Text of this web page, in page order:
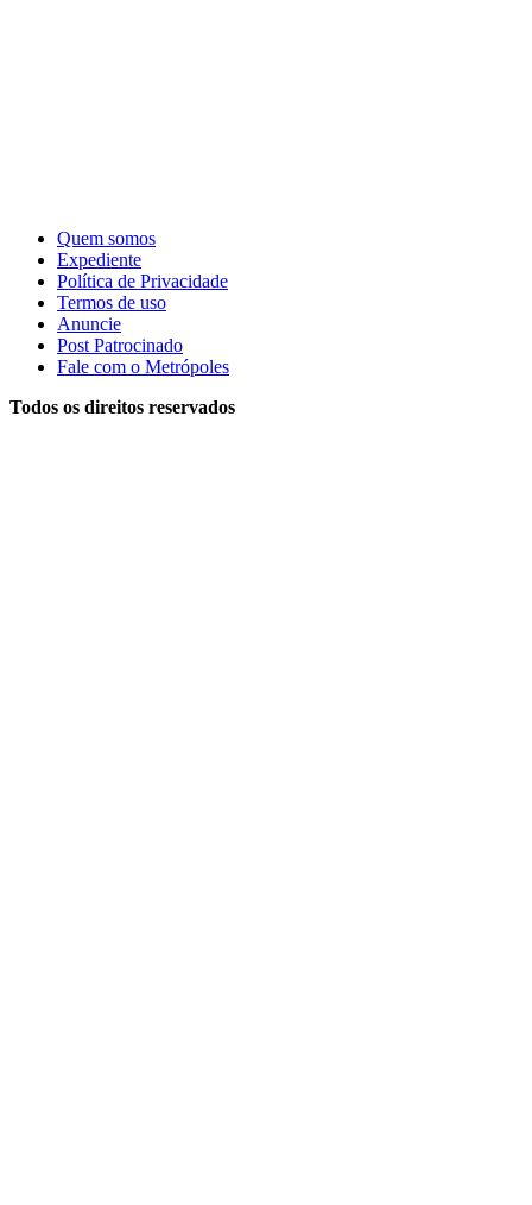
Quem somos
Expediente
Política de Privacidade
Termos de uso
Anuncie
Post Patrocinado
Fale com o Metrópoles
Todos os direitos reservados